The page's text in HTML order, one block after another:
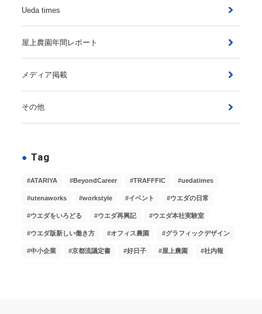
Ueda times
屋上農園年間レポート
メディア掲載
その他
Tag
ATARIYA BeyondCareer TRAFFFIC uedatimes
utenaworks workstyle イベント ウエダの日常
ウエダをいろどる ウエダ再興記 ウエダ本社実験室
ウエダ版新しい働き方 オフィス農園 グラフィックデザイン
中小企業 京都流議定書 好日子 屋上農園 社内報